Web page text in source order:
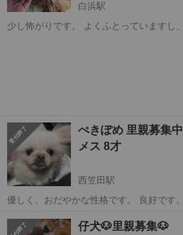
白浜駅
少し怖がりです。 よくふとっていますし、よく食べます。 健康上問題
ぺきぽめ 里親募集中
メス 8才
西笠田駅
優しく、おだやかな性格です。 良好です。 最期までほんとに可愛がっ
しくお願いします。
和歌山 伊都郡 西笠田駅 その他
仔犬🐶里親募集🐶